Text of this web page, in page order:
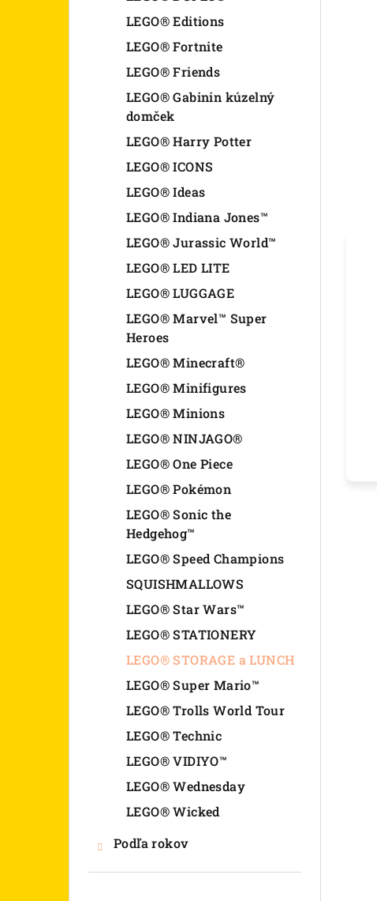
LEGO® Editions
LEGO® Fortnite
LEGO® Friends
LEGO® Gabinin kúzelný
domček
LEGO® Harry Potter
LEGO® ICONS
LEGO® Ideas
LEGO® Indiana Jones™
LEGO® Jurassic World™
LEGO® LED LITE
LEGO® LUGGAGE
LEGO® Marvel™ Super
Heroes
LEGO® Minecraft®
LEGO® Minifigures
LEGO® Minions
LEGO® NINJAGO®
LEGO® One Piece
LEGO® Pokémon
LEGO® Sonic the
Hedgehog™
LEGO® Speed Champions
SQUISHMALLOWS
LEGO® Star Wars™
LEGO® STATIONERY
LEGO® STORAGE a LUNCH
LEGO® Super Mario™
LEGO® Trolls World Tour
LEGO® Technic
LEGO® VIDIYO™
LEGO® Wednesday
LEGO® Wicked
Podľa rokov